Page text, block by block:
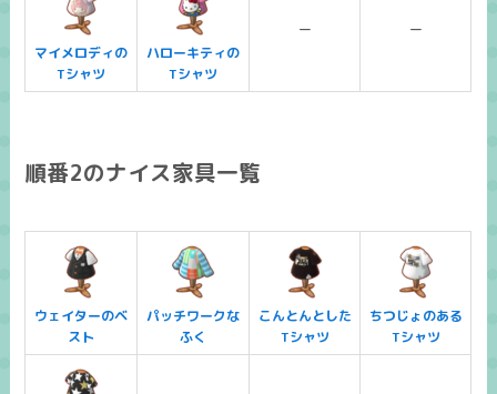
マイメロディの
Tシャツ
ハローキティの
Tシャツ
ー ー
順番2のナイス家具一覧
ウェイターのベ
スト
パッチワークな
ふく
こんとんとした
Tシャツ
ちつじょのある
Tシャツ